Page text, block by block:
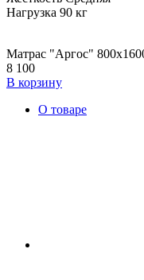
Нагрузка 90 кг
Матрас "Аргос"
8 100
В корзину
О товаре